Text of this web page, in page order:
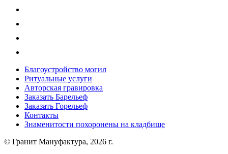
Благоустройство могил
Ритуальные услуги
Авторская гравировка
Заказать Барельеф
Заказать Горельеф
Контакты
Знаменитости похоронены на кладбище
© Гранит Мануфактура, 2026 г.